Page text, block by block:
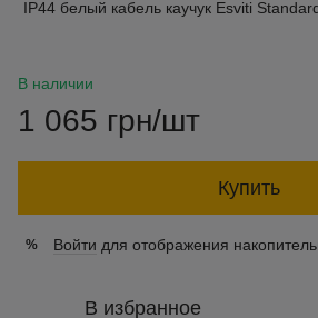
В наличии
1 065 грн/шт
Купить
% Войти для отображения
В избранное